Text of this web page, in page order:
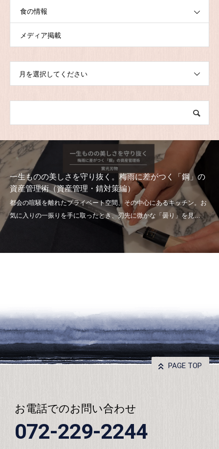
食の情報
メディア掲載
月を選択してください
一生ものの美しさを守り抜く。梅雨に差がつく「鋼」の
資産管理術（資産管理・錆対策編）
PAGE TOP
お電話でのお問い合わせ
072-229-2244